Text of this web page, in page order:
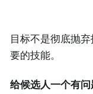
目标不是彻底抛
要的技能。
给候选人一个有问